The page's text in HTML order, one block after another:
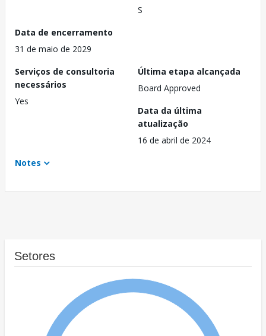
S
Data de encerramento
31 de maio de 2029
Serviços de consultoria
necessários
Yes
Última etapa alcançada
Board Approved
Data da última
atualização
16 de abril de 2024
Notes
Setores